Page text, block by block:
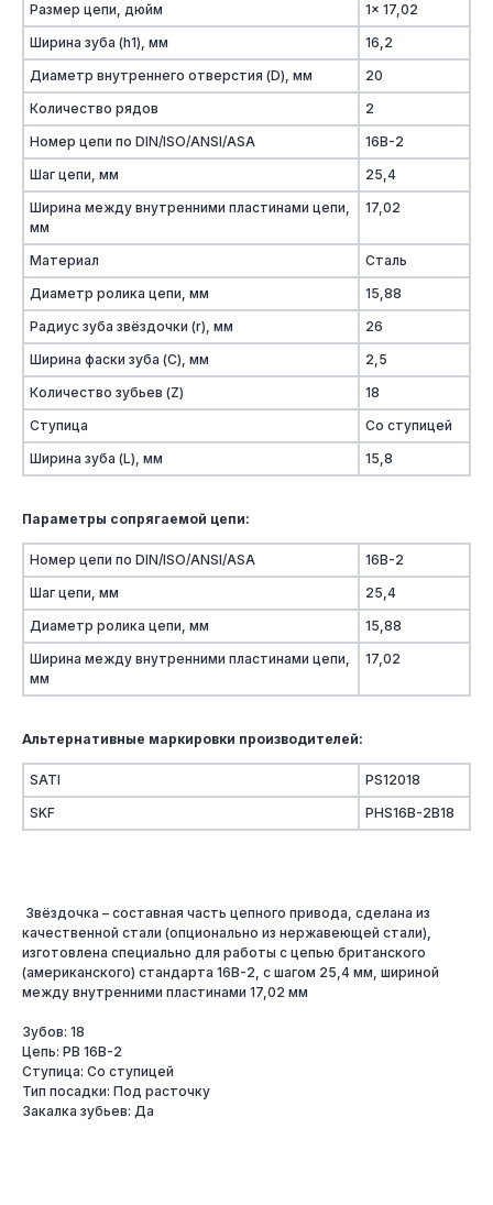
Размер цепи, дюйм
1x 17,02
Ширина зуба (h1), мм
16,2
Диаметр внутреннего отверстия (D), мм
20
Количество рядов
2
Номер цепи по DIN/ISO/ANSI/ASA
16B-2
Шаг цепи, мм
25,4
Ширина между внутренними пластинами цепи,
мм
17,02
Материал
Сталь
Диаметр ролика цепи, мм
15,88
Радиус зуба звёздочки (r), мм
26
Ширина фаски зуба (C), мм
2,5
Количество зубьев (Z)
18
Ступица
Со ступицей
Ширина зуба (L), мм
15,8
Параметры сопрягаемой цепи:
Номер цепи по DIN/ISO/ANSI/ASA
16B-2
Шаг цепи, мм
25,4
Диаметр ролика цепи, мм
15,88
Ширина между внутренними пластинами цепи,
мм
17,02
Альтернативные маркировки производителей:
SATI
PS12018
SKF
PHS16B-2B18
Звёздочка – составная часть цепного привода, сделана из
качественной стали (опционально из нержавеющей стали),
изготовлена специально для работы с цепью британского
(американского) стандарта 16B-2, с шагом 25,4 мм, шириной
между внутренними пластинами 17,02 мм
Зубов: 18
Цепь: PB 16B-2
Ступица: Со ступицей
Тип посадки: Под расточку
Закалка зубьев: Да